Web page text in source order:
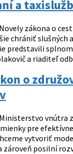
a
zákona o
chrániť slušných
predstavili
a riaditeľ
o
vnútra
pre
vytvoriť
zároveň posilní